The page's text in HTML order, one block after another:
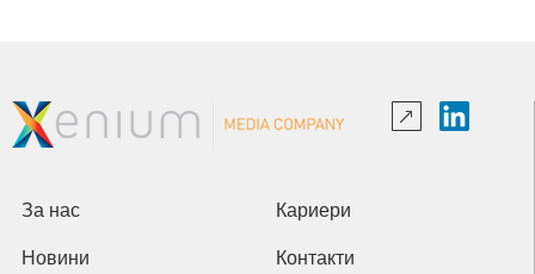
За нас Кариери
Новини Контакти